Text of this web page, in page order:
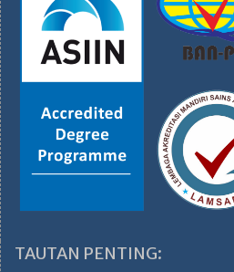
TAUTAN PENTING: